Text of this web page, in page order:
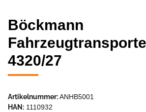
Böckmann
4320/27
Artikelnummer:ANHB5001
HAN: 1110932